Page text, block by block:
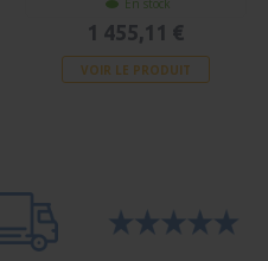
En stock
1 455,11 €
VOIR LE PRODUIT